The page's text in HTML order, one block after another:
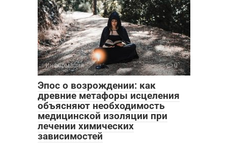
Информация 0
Эпос о возрождении: как
древние метафоры исцеления
объясняют необходимость
медицинской изоляции при
лечении химических
зависимостей